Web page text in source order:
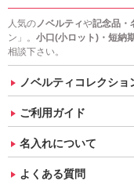
人気のノベルティや記念品・
ン」。 小口(小ロット)・短納
相談下さい。
ノベルティコレクショ
ご利用ガイド
名入れについて
よくある質問